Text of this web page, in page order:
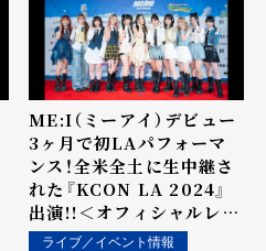
ME:I（ミーアイ）デビュー
3ヶ月で初LAパフォーマ
ンス！全米全土に生中継さ
れた『KCON LA 2024』
出演!!＜オフィシャルレポ
ート＞
ライブ／イベント情報